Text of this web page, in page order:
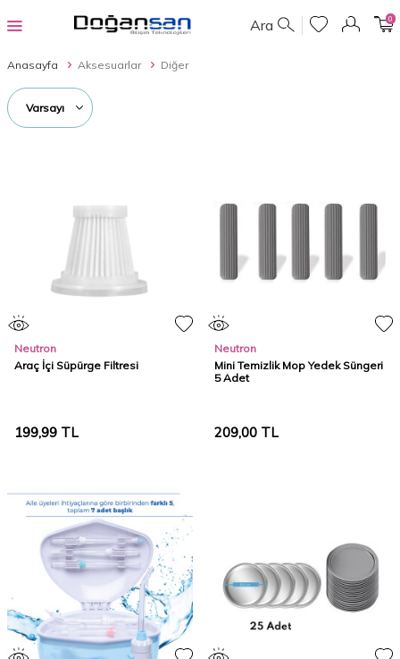
Ara 0
Anasayfa Aksesuarlar Diğer
Neutron
Araç İçi Süpürge Filtresi
199,99 TL
Neutron
Mini Temizlik Mop Yedek Süngeri
5 Adet
209,00 TL